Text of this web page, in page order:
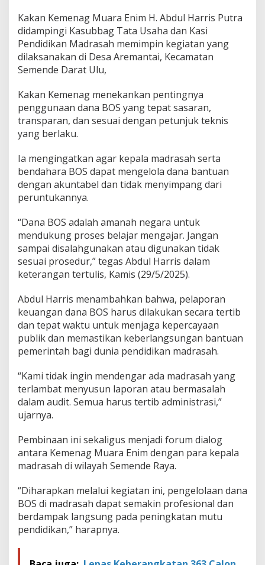
S
M
d
r
a
s
e
e
m
e
n
R
a
y
a
Kakan Kemenag Muara Enim H. Abdul Harris Putra
didampingi Kasubbag Tata Usaha dan Kasi
Pendidikan Madrasah memimpin kegiatan yang
dilaksanakan di Desa Aremantai, Kecamatan
Semende Darat Ulu,
Kakan Kemenag menekankan pentingnya
penggunaan dana BOS yang tepat sasaran,
transparan, dan sesuai dengan petunjuk teknis
yang berlaku.
Ia mengingatkan agar kepala madrasah serta
bendahara BOS dapat mengelola dana bantuan
dengan akuntabel dan tidak menyimpang dari
peruntukannya.
“Dana BOS adalah amanah negara untuk
mendukung proses belajar mengajar. Jangan
sampai disalahgunakan atau digunakan tidak
sesuai prosedur,” tegas Abdul Harris dalam
keterangan tertulis, Kamis (29/5/2025).
Abdul Harris menambahkan bahwa, pelaporan
keuangan dana BOS harus dilakukan secara tertib
dan tepat waktu untuk menjaga kepercayaan
publik dan memastikan keberlangsungan bantuan
pemerintah bagi dunia pendidikan madrasah.
“Kami tidak ingin mendengar ada madrasah yang
terlambat menyusun laporan atau bermasalah
dalam audit. Semua harus tertib administrasi,”
ujarnya.
Pembinaan ini sekaligus menjadi forum dialog
antara Kemenag Muara Enim dengan para kepala
madrasah di wilayah Semende Raya.
“Diharapkan melalui kegiatan ini, pengelolaan dana
BOS di madrasah dapat semakin profesional dan
berdampak langsung pada peningkatan mutu
pendidikan,” harapnya.